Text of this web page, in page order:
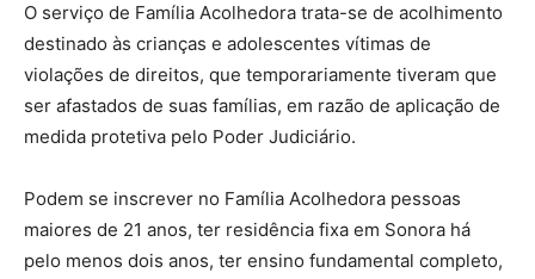
O serviço de Família Acolhedora trata-se de acolhimento
destinado às crianças e adolescentes vítimas de
violações de direitos, que temporariamente tiveram que
ser afastados de suas famílias, em razão de aplicação de
medida protetiva pelo Poder Judiciário.
Podem se inscrever no Família Acolhedora pessoas
maiores de 21 anos, ter residência fixa em Sonora há
pelo menos dois anos, ter ensino fundamental completo,